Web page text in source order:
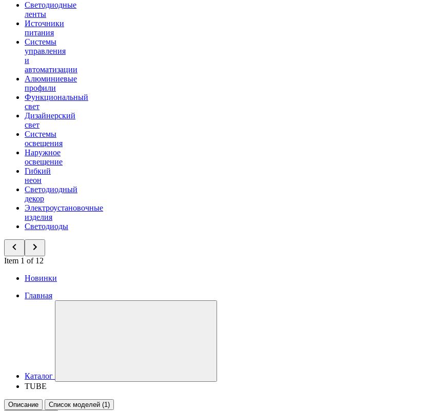
Светодиодные
ленты
Источники
питания
Системы
управления
и
автоматизации
Алюминиевые
профили
Функциональный
свет
Дизайнерский
свет
Системы
освещения
Наружное
освещение
Гибкий
неон
Светодиодный
декор
Электроустановочные
изделия
Светодиоды
Item 1 of 12
Новинки
Главная
Каталог
TUBE
Описание
Список моделей (1)